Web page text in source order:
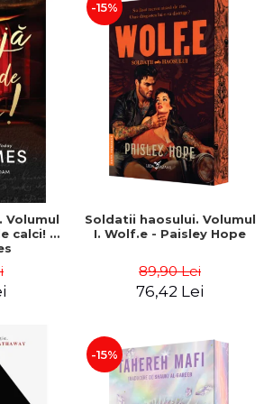
Volumul
calci! -
-15%
Soldatii haosului. Volumul
I. Wolf.e - Paisley Hope
89,90 Lei
76,42 Lei
-15%